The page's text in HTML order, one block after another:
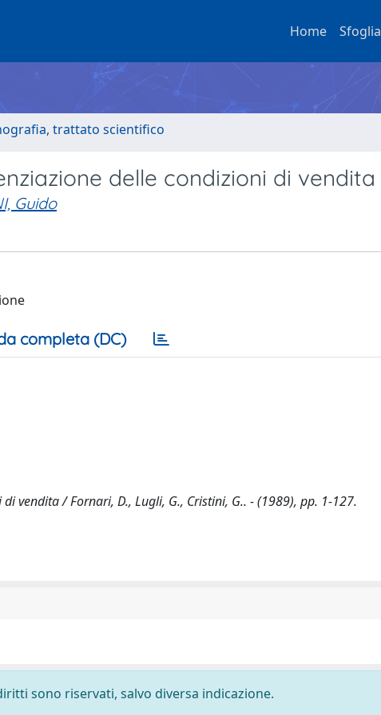
Home Sfoglia
trattato scientifico
delle condizioni di vendita
Guido
completa (DC)
vendita / Fornari, D., Lugli, G., Cristini, G.. - (1989), pp. 1-127.
sono riservati, salvo diversa indicazione.